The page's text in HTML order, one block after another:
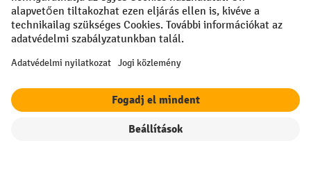
Impresszum ÁSZF Adatvédelmi tájékoztató
Adatvédelmi beállítások
All prices excl. VAT plus shipping costsand possible delivery charges,
if not stated otherwise.